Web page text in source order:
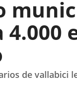
4.000
de vallabici